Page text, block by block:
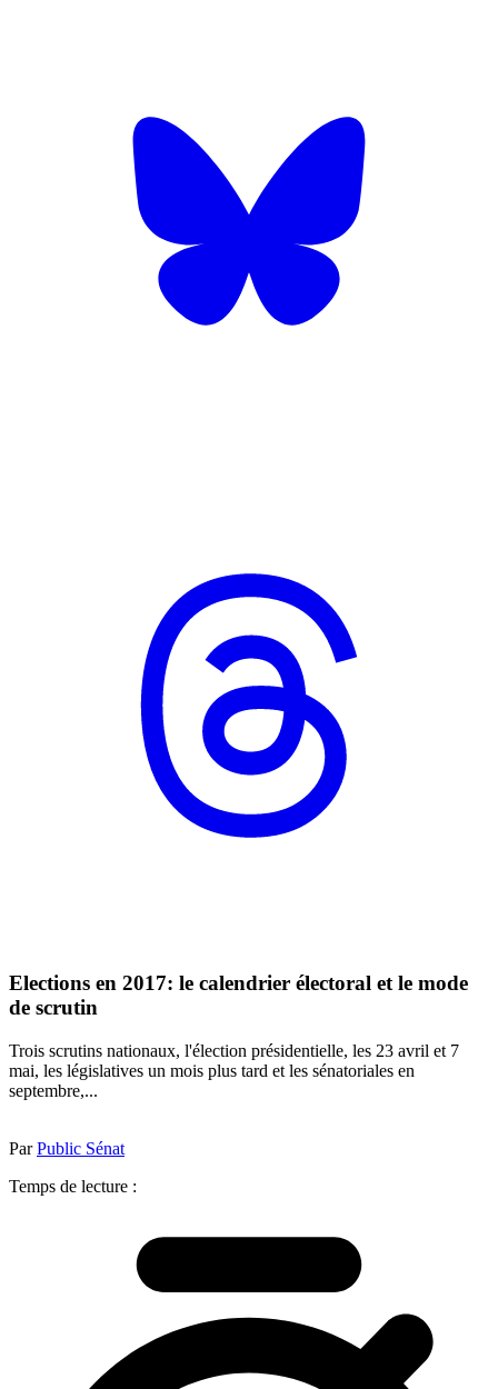
Elections en 2017: le calendrier électoral et le mode
de scrutin
Trois scrutins nationaux, l'élection présidentielle, les 23 avril et 7
mai, les législatives un mois plus tard et les sénatoriales en
septembre,...
ParPublic Sénat
Temps de lecture :